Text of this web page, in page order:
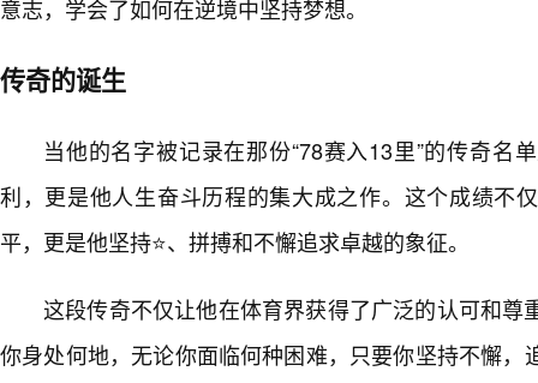
意志，学会了如何在逆境中坚持梦想。
传奇的诞生
当他的名字被记录在那份“78赛入13里”的传奇名
利，更是他人生奋斗历程的集大成之作。这个成绩不
平，更是他坚持⭐、拼搏和不懈追求卓越的象征。
这段传奇不仅让他在体育界获得了广泛的认可和尊
你身处何地，无论你面临何种困难，只要你坚持不懈，